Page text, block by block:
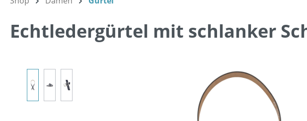
Echtledergürtel mit schlanker